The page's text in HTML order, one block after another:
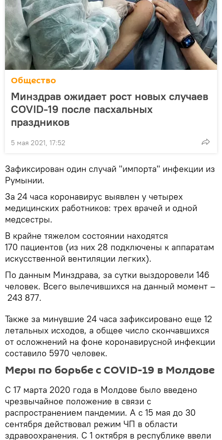
Общество
Минздрав ожидает рост новых случаев
COVID-19 после пасхальных
праздников
5 мая 2021, 17:52
Зафиксирован один случай "импорта" инфекции из
Румынии.
За 24 часа коронавирус выявлен у четырех
медицинских работников: трех врачей и одной
медсестры.
В крайне тяжелом состоянии находятся
170 пациентов (из них 28 подключены к аппаратам
искусственной вентиляции легких).
По данным Минздрава, за сутки выздоровели 146
человек. Всего вылечившихся на данный момент –
243 877.
Также за минувшие 24 часа зафиксировано еще 12
летальных исходов, а общее число скончавшихся
от осложнений на фоне коронавирусной инфекции
составило 5970 человек.
Меры по борьбе с COVID-19 в Молдове
С 17 марта 2020 года в Молдове было введено
чрезвычайное положение в связи с
распространением пандемии. А с 15 мая до 30
сентября действовал режим ЧП в области
здравоохранения. С 1 октября в республике ввели